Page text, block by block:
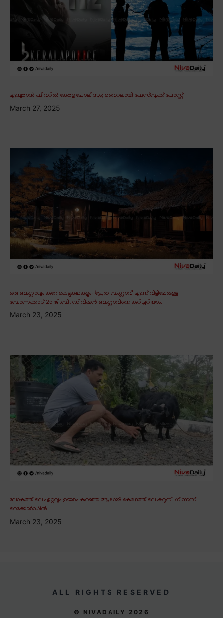
എമ്പുരാൻ ഫീവറിൽ കേരള പോലീസും; വൈറലായി ഫേസ്ബുക്ക് പോസ്റ്റ്
March 27, 2025
ഒരു ബംഗ്ലാവും കുറേ കെട്ടുകഥകളും∙ ‘പ്രേത ബംഗ്ലാവ്’ എന്ന് വിളിപ്പേരുള്ള
ബോണക്കാട് 25 ജി.ബി. ഡിവിഷൻ ബംഗ്ലാവിനെ കുറിച്ചറിയാം.
March 23, 2025
ലോകത്തിലെ ഏറ്റവും ഉയരം കുറഞ്ഞ ആടായി കേരളത്തിലെ കറുമ്പി ഗിന്നസ്
റെക്കോർഡിൽ
March 23, 2025
ALL RIGHTS RESERVED
© NIVADAILY 2026